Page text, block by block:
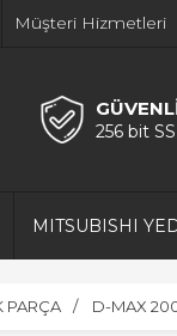
Müşteri Hizmetleri
256 bit
MITSUBISHI
PARÇA D-MAX